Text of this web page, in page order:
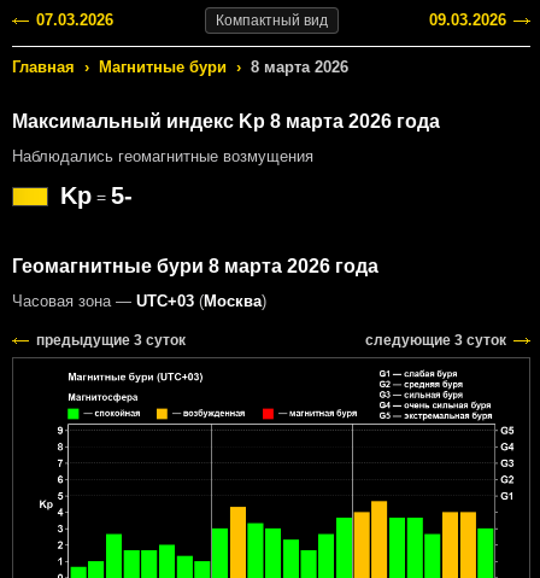
07.03.2026 Компактный вид 09.03.2026
Главная › Магнитные бури › 8 марта 2026
Максимальный индекс Kp 8 марта 2026 года
Наблюдались геомагнитные возмущения
Kp = 5-
Геомагнитные бури 8 марта 2026 года
Часовая зона — UTC+03 (Москва)
предыдущие 3 суток следующие 3 суток